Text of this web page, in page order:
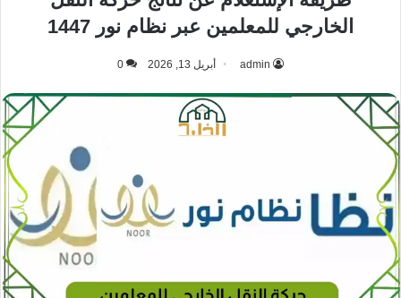
الخارجي للمعلمين عبر نظام نور 1447
admin أبريل 13, 2026 0